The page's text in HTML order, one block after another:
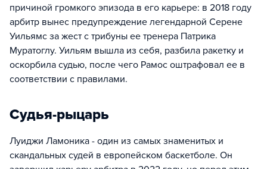
причиной громкого эпизода в его карьере: в 2018 году
арбитр вынес предупреждение легендарной Серене
Уильямс за жест с трибуны ее тренера Патрика
Муратоглу. Уильям вышла из себя, разбила ракетку и
оскорбила судью, после чего Рамос оштрафовал ее в
соответствии с правилами.
Судья-рыцарь
Луиджи Ламоника - один из самых знаменитых и
скандальных судей в европейском баскетболе. Он